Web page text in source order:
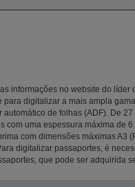
informações no website do líder
para digitalizar a mais ampla
de folhas (ADF). De 27
com uma espessura máxima de
com dimensões máximas A3
digitalizar passaportes, é
que pode ser adquirida